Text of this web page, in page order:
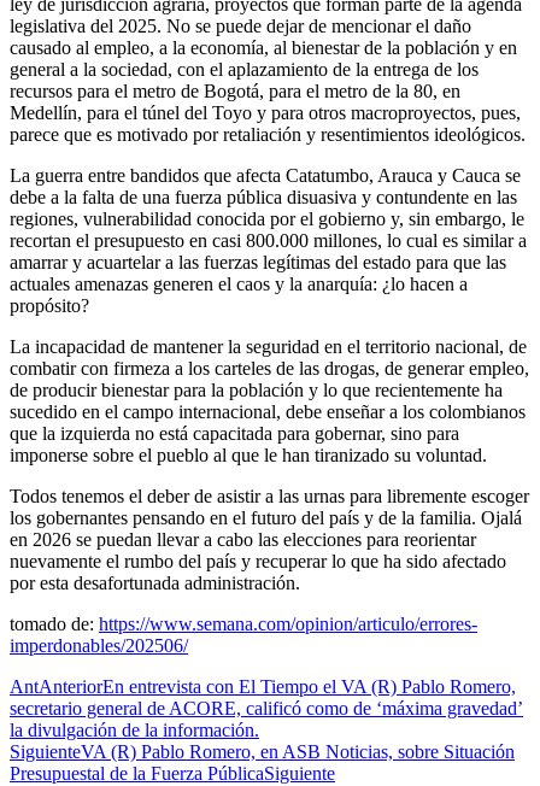
ley de jurisdicción agraria, proyectos que forman parte de la agenda
legislativa del 2025. No se puede dejar de mencionar el daño
causado al empleo, a la economía, al bienestar de la población y en
general a la sociedad, con el aplazamiento de la entrega de los
recursos para el metro de Bogotá, para el metro de la 80, en
Medellín, para el túnel del Toyo y para otros macroproyectos, pues,
parece que es motivado por retaliación y resentimientos ideológicos.
La guerra entre bandidos que afecta Catatumbo, Arauca y Cauca se
debe a la falta de una fuerza pública disuasiva y contundente en las
regiones, vulnerabilidad conocida por el gobierno y, sin embargo, le
recortan el presupuesto en casi 800.000 millones, lo cual es similar a
amarrar y acuartelar a las fuerzas legítimas del estado para que las
actuales amenazas generen el caos y la anarquía: ¿lo hacen a
propósito?
La incapacidad de mantener la seguridad en el territorio nacional, de
combatir con firmeza a los carteles de las drogas, de generar empleo,
de producir bienestar para la población y lo que recientemente ha
sucedido en el campo internacional, debe enseñar a los colombianos
que la izquierda no está capacitada para gobernar, sino para
imponerse sobre el pueblo al que le han tiranizado su voluntad.
Todos tenemos el deber de asistir a las urnas para libremente escoger
los gobernantes pensando en el futuro del país y de la familia. Ojalá
en 2026 se puedan llevar a cabo las elecciones para reorientar
nuevamente el rumbo del país y recuperar lo que ha sido afectado
por esta desafortunada administración.
tomado de: https://www.semana.com/opinion/articulo/errores-
imperdonables/202506/
AntAnteriorEn entrevista con El Tiempo el VA (R) Pablo Romero,
secretario general de ACORE, calificó como de ‘máxima gravedad’
la divulgación de la información.
SiguienteVA (R) Pablo Romero, en ASB Noticias, sobre Situación
Presupuestal de la Fuerza PúblicaSiguiente